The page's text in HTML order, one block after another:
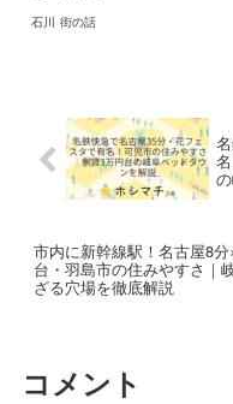
石川 街の話
市内に新幹線駅！名古屋8
台・羽島市の住みやすさ｜
ざる穴場を徹底解説
コメント